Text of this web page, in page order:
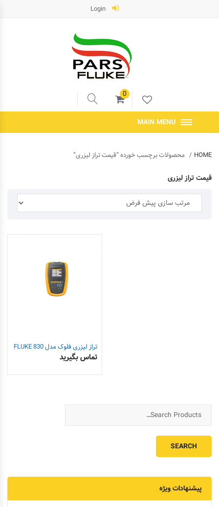
0
MAIN MENU
HOME محصولات برچسب خورده “قیمت تراز لیزری”
قیمت تراز لیزری
تراز لیزری فلوک مدل FLUKE 830
تماس بگیرید
پیشنهادات ویژه